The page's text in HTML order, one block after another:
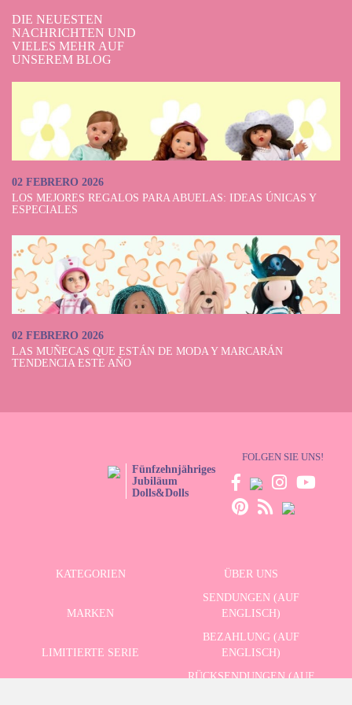
DIE NEUESTEN
NACHRICHTEN UND
VIELES MEHR AUF
UNSEREM BLOG
02 FEBRERO 2026
LOS MEJORES REGALOS PARA ABUELAS: IDEAS ÚNICAS Y
ESPECIALES
02 FEBRERO 2026
LAS MUÑECAS QUE ESTÁN DE MODA Y MARCARÁN
TENDENCIA ESTE AÑO
Fünfzehnjähriges
Jubiläum
Dolls&Dolls
FOLGEN SIE UNS!
KATEGORIEN ÜBER UNS
MARKEN
SENDUNGEN (AUF
ENGLISCH)
LIMITIERTE SERIE
BEZAHLUNG (AUF
ENGLISCH)
RÜCKSENDUNGEN (AUF